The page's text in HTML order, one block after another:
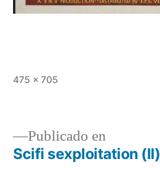
Tamaño
475 × 705
Navegación
Publicado en
Scifi sexploitation (II)